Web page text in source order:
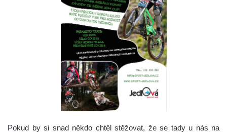
Pokud by si snad někdo chtěl stěžovat, že se tady u nás na